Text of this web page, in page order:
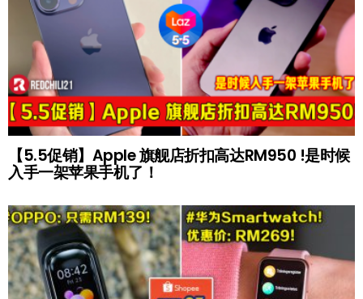
【5.5促销】Apple 旗舰店折扣高达RM950 !是时候
入手一架苹果手机了！